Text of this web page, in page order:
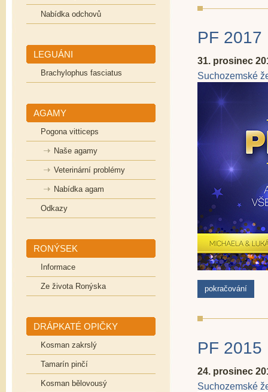
Nabídka odchovů
LEGUÁNI
Brachylophus fasciatus
AGAMY
Pogona vitticeps
Naše agamy
Veterinární problémy
Nabídka agam
Odkazy
RONÝSEK
Informace
Ze života Ronýska
DRÁPKATÉ OPIČKY
Kosman zakrslý
Tamarín pinčí
Kosman bělovousý
PF 2017
31. prosinec
Suchozemské
pokračování
PF 2015
24. prosinec
Suchozemské